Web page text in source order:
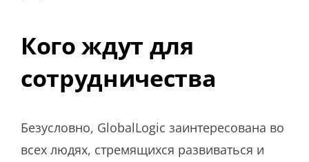
Кого ждут для
сотрудничества
Безусловно, GlobalLogic заинтересована во
всех людях, стремящихся развиваться и